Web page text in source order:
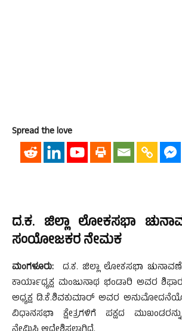
Spread the love
ದ.ಕ. ಜಿಲ್ಲಾ ಲೋಕಸಭಾ
ಸಂಯೋಜಕರ ನೇಮಕ
ಮಂಗಳೂರು: ದ.ಕ. ಜಿಲ್ಲಾ ಲೋಕಸಭಾ
ಕಾರ್ಯಾಧ್ಯಕ್ಷ ಮಂಜುನಾಥ ಭಂಡಾರಿ ಅವರ
ಅಧ್ಯಕ್ಷ ಡಿ.ಕೆ.ಶಿವಕುಮಾರ್ ಅವರ
ವಿಧಾನಸಭಾ ಕ್ಷೇತ್ರಗಳಿಗೆ ಪಕ್ಷದ